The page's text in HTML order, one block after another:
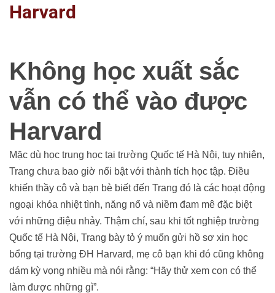
Harvard
Không học xuất sắc
vẫn có thể vào được
Harvard
Mặc dù học trung học tại trường Quốc tế Hà Nội, tuy nhiên,
Trang chưa bao giờ nổi bật với thành tích học tập. Điều
khiến thầy cô và bạn bè biết đến Trang đó là các hoạt động
ngoại khóa nhiệt tình, năng nổ và niềm đam mê đặc biệt
với những điệu nhảy. Thậm chí, sau khi tốt nghiệp trường
Quốc tế Hà Nội, Trang bày tỏ ý muốn gửi hồ sơ xin học
bổng tại trường ĐH Harvard, mẹ cô bạn khi đó cũng không
dám kỳ vọng nhiều mà nói rằng: “Hãy thử xem con có thể
làm được những gì”.